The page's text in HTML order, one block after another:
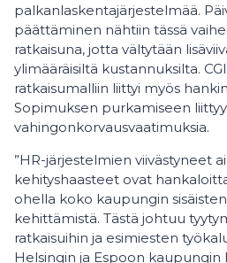
palkanlaskentajärjestelmää.
päättäminen nähtiin tässä
ratkaisuna, jotta vältytään
ylimääräisiltä kustannuksilta.
ratkaisumalliin liittyi myös
Sopimuksen purkamiseen
vahingonkorvausvaatimuksia.
”HR-järjestelmien viivästyneet
kehityshaasteet ovat
ohella koko kaupungin
kehittämistä. Tästä johtuu
ratkaisuihin ja esimiesten
Helsingin ja Espoon